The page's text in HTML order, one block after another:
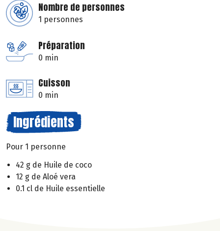
Nombre de personnes
1 personnes
Préparation
0 min
Cuisson
0 min
Ingrédients
Pour 1 personne
42 g de Huile de coco
12 g de Aloé vera
0.1 cl de Huile essentielle